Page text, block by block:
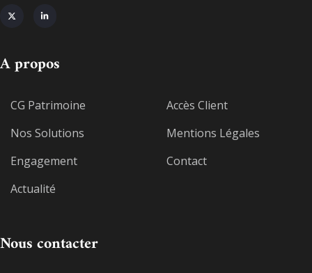
A propos
CG Patrimoine
Nos Solutions
Engagement
Actualité
Accès Client
Mentions Légales
Contact
Nous contacter